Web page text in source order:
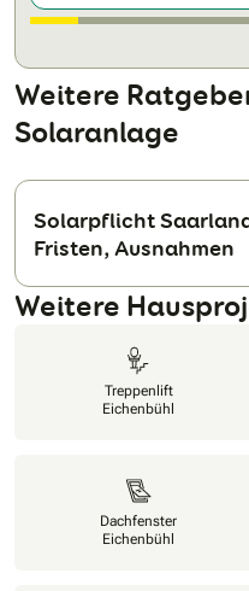
Weitere
Solaranlage
Solarpflicht
Fristen, Ausnahmen
Weitere
Treppenlift
Eichenbühl
Dachfenster
Eichenbühl